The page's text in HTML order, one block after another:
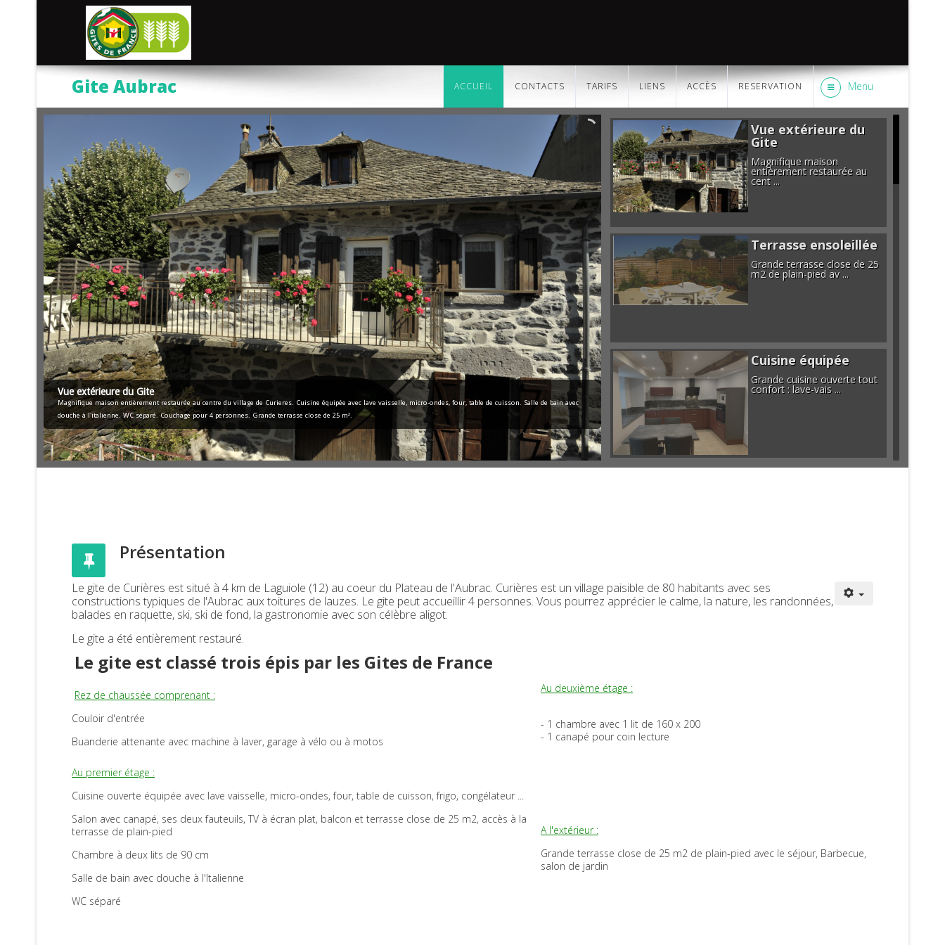
Gite Aubrac Menu
ACCUEIL CONTACTS TARIFS LIENS ACCÈS RESERVATION
Vue extérieure du Gite
Magnifique maison entièrement restaurée au centre du village de Curieres. Cuisine équipée avec lave vaisselle, micro-ondes, four, table de cuisson. Salle de bain avec
douche à l'italienne. WC séparé. Couchage pour 4 personnes. Grande terrasse close de 25 m².
Vue extérieure du
Gite
Magnifique maison
entièrement restaurée au
cent ...
Terrasse ensoleillée
Grande terrasse close de 25
m2 de plain-pied av ...
Cuisine équipée
Grande cuisine ouverte tout
confort : lave-vais ...
Grande chambre
Avec son grand lit en 160 cm
Présentation
Le gite de Curières est situé à 4 km de Laguiole (12) au coeur du Plateau de l'Aubrac. Curières est un village paisible de 80 habitants avec ses
constructions typiques de l'Aubrac aux toitures de lauzes. Le gite peut accueillir 4 personnes. Vous pourrez apprécier le calme, la nature, les randonnées,
balades en raquette, ski, ski de fond, la gastronomie avec son célèbre aligot.
Le gite a été entièrement restauré.
Le gite est classé trois épis par les Gites de France
Rez de chaussée comprenant :
Couloir d'entrée
Buanderie attenante avec machine à laver, garage à vélo ou à motos
Au deuxième étage :
- 1 chambre avec 1 lit de 160 x 200
- 1 canapé pour coin lecture
Au premier étage :
Cuisine ouverte équipée avec lave vaisselle, micro-ondes, four, table de cuisson, frigo, congélateur ...
Salon avec canapé, ses deux fauteuils, TV à écran plat, balcon et terrasse close de 25 m2, accès à la
terrasse de plain-pied
Chambre à deux lits de 90 cm
Salle de bain avec douche à l'Italienne
WC séparé
A l'extérieur :
Grande terrasse close de 25 m2 de plain-pied avec le séjour, Barbecue,
salon de jardin